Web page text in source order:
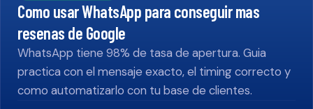
Como usar WhatsApp para conseguir mas
resenas de Google
WhatsApp tiene 98% de tasa de apertura. Guia
practica con el mensaje exacto, el timing correcto y
como automatizarlo con tu base de clientes.